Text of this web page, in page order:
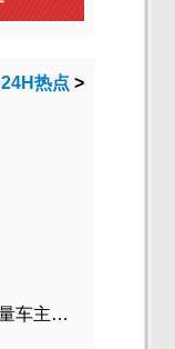
热点 >
无法按时提车！！长安深蓝SL03遭大量车主投诉